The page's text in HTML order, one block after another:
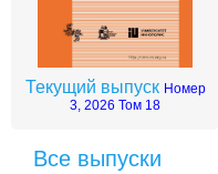
Текущий выпуск Номер
3, 2026 Том 18
Все выпуски